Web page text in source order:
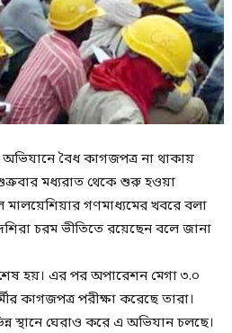
বৈধ কাগজপত্র না থাকায়
মধ্যরাত থেকে শুরু হওয়া
গণমাধ্যমের খবরে বলা
চরম ভীতিতে রয়েছেন বলে জানা
হয়। এর পর অপারেশন মেগা ৩.০
কাগজপত্র পরীক্ষা করেছে তারা।
স্থানে ঘেরাও করে এ অভিযান চলছে।